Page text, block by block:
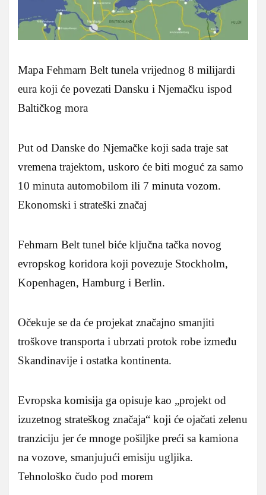
Mapa Fehmarn Belt tunela vrijednog 8 milijardi
eura koji će povezati Dansku i Njemačku ispod
Baltičkog mora
Put od Danske do Njemačke koji sada traje sat
vremena trajektom, uskoro će biti moguć za samo
10 minuta automobilom ili 7 minuta vozom.
Ekonomski i strateški značaj
Fehmarn Belt tunel biće ključna tačka novog
evropskog koridora koji povezuje Stockholm,
Kopenhagen, Hamburg i Berlin.
Očekuje se da će projekat značajno smanjiti
troškove transporta i ubrzati protok robe između
Skandinavije i ostatka kontinenta.
Evropska komisija ga opisuje kao „projekt od
izuzetnog strateškog značaja“ koji će ojačati zelenu
tranziciju jer će mnoge pošiljke preći sa kamiona
na vozove, smanjujući emisiju ugljika.
Tehnološko čudo pod morem